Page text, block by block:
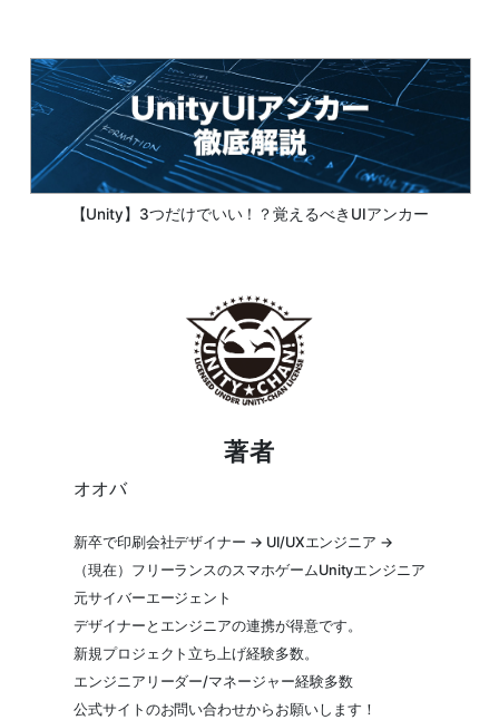
【Unity】3つだけでいい！？覚えるべきUIアンカー
著者
オオバ
新卒で印刷会社デザイナー → UI/UXエンジニア →
（現在）フリーランスのスマホゲームUnityエンジニア
元サイバーエージェント
デザイナーとエンジニアの連携が得意です。
新規プロジェクト立ち上げ経験多数。
エンジニアリーダー/マネージャー経験多数
公式サイトのお問い合わせからお願いします！